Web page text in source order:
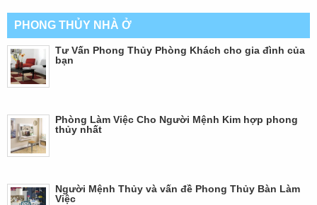
PHONG THỦY NHÀ Ở
Tư Vấn Phong Thủy Phòng Khách cho gia đình của
bạn
Phòng Làm Việc Cho Người Mệnh Kim hợp phong
thủy nhất
Người Mệnh Thủy và vấn đề Phong Thủy Bàn Làm
Việc